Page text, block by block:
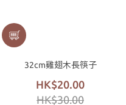
32cm雞翅木長筷子
HK$20.00
HK$30.00